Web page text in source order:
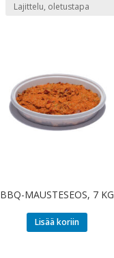
BBQ-MAUSTESEOS, 7 KG
Lisää koriin